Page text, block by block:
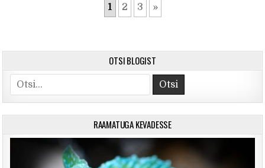
1 2 3 »
OTSI BLOGIST
Search for:
RAAMATUGA KEVADESSE